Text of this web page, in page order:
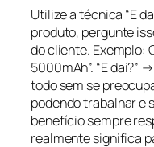
Utilize a técnica “E
produto, pergunte
do cliente. Exemplo:
5000mAh”. “E daí?”
todo sem se
podendo trabalhar e
benefício sempre
realmente significa